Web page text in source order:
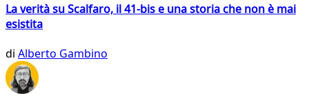
La verità su Scalfaro, il 41-bis e una storia che non è mai
esistita
di Alberto Gambino